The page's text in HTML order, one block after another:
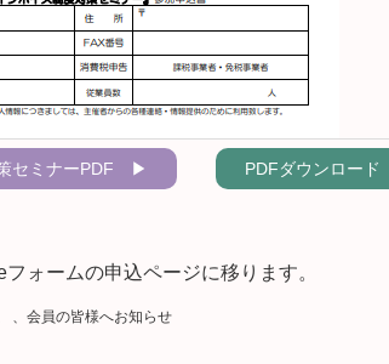
セミナー ダウンロード
ォームの申込ページに移ります。
、 会員の皆様へお知らせ